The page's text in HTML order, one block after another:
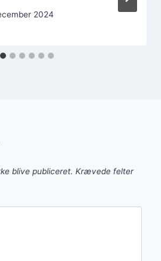
2024
blive publiceret. Krævede felter